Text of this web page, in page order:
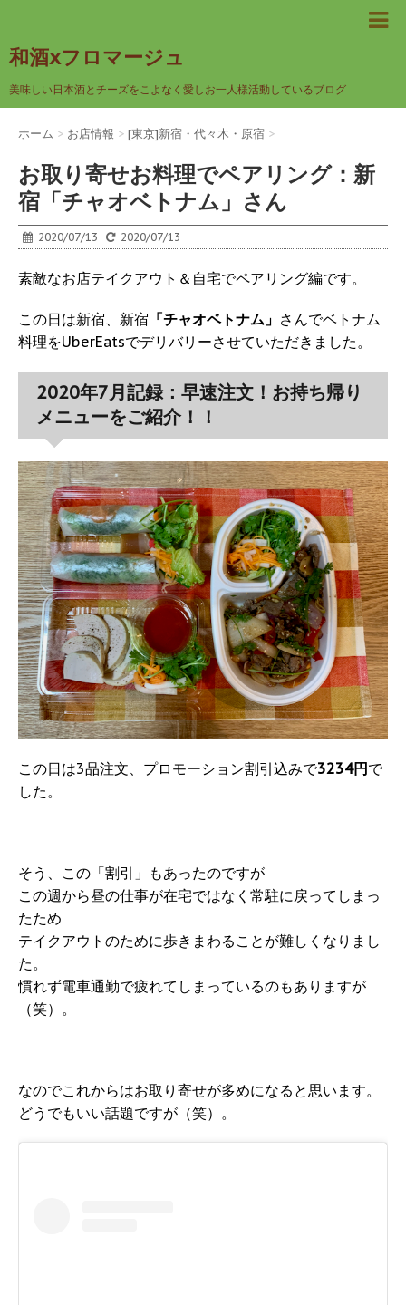
和酒xフロマージュ
美味しい日本酒とチーズをこよなく愛しお一人様活動しているブログ
ホーム > お店情報 > [東京]新宿・代々木・原宿 >
お取り寄せお料理でペアリング：新
宿「チャオベトナム」さん
2020/07/13 2020/07/13
素敵なお店テイクアウト＆自宅でペアリング編です。
この日は新宿、新宿 「チャオベトナム」 さんでベトナム
料理をUberEatsでデリバリーさせていただきました。
2020年7月記録：早速注文！お持ち帰り
メニューをご紹介！！
この日は3品注文、プロモーション割引込みで3234円で
した。
そう、この「割引」もあったのですが
この週から昼の仕事が在宅ではなく常駐に戻ってしまっ
たため
テイクアウトのために歩きまわることが難しくなりまし
た。
慣れず電車通勤で疲れてしまっているのもありますが
（笑）。
なのでこれからはお取り寄せが多めになると思います。
どうでもいい話題ですが（笑）。